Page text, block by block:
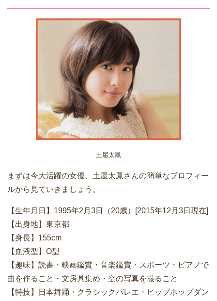
土屋太鳳
まずは今大活躍の女優、土屋太鳳さんの簡単なプロフィー
ルから見ていきましょう。
【生年月日】1995年2月3日（20歳）[2015年12月3日現在]
【出身地】東京都
【身長】155cm
【血液型】O型
【趣味】読書・映画鑑賞・音楽鑑賞・スポーツ・ピアノで
曲を作ること・文房具集め・空の写真を撮ること
【特技】日本舞踊・クラシックバレエ・ヒップホップダン